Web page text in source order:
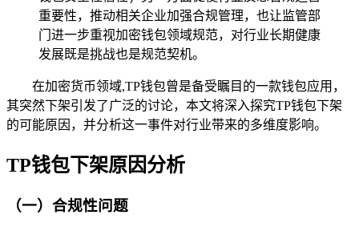
重要性，推动相关企业加强合规管理，也让监管部
门进一步重视加密钱包领域规范，对行业长期健康
发展既是挑战也是规范契机。
在加密货币领域,TP钱包曾是备受瞩目的一款钱包应用，
其突然下架引发了广泛的讨论，本文将深入探究TP钱包下架
的可能原因，并分析这一事件对行业带来的多维度影响。
TP钱包下架原因分析
（一）合规性问题